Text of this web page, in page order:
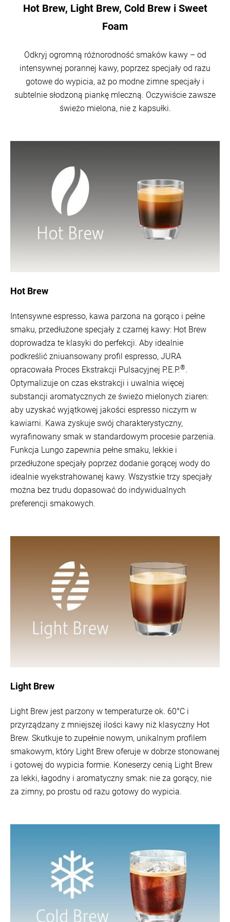
Hot Brew, Light Brew, Cold Brew i Sweet
Foam
Odkryj ogromną różnorodność smaków kawy – od
intensywnej porannej kawy, poprzez specjały od razu
gotowe do wypicia, aż po modne zimne specjały i
subtelnie słodzoną piankę mleczną. Oczywiście zawsze
świeżo mielona, nie z kapsułki.
Hot Brew
Intensywne espresso, kawa parzona na gorąco i pełne
smaku, przedłużone specjały z czarnej kawy: Hot Brew
doprowadza te klasyki do perfekcji. Aby idealnie
podkreślić zniuansowany profil espresso, JURA
opracowała Proces Ekstrakcji Pulsacyjnej P.E.P.®.
Optymalizuje on czas ekstrakcji i uwalnia więcej
substancji aromatycznych ze świeżo mielonych ziaren:
aby uzyskać wyjątkowej jakości espresso niczym w
kawiarni. Kawa zyskuje swój charakterystyczny,
wyrafinowany smak w standardowym procesie parzenia.
Funkcja Lungo zapewnia pełne smaku, lekkie i
przedłużone specjały poprzez dodanie gorącej wody do
idealnie wyekstrahowanej kawy. Wszystkie trzy specjały
można bez trudu dopasować do indywidualnych
preferencji smakowych.
Light Brew
Light Brew jest parzony w temperaturze ok. 60°C i
przyrządzany z mniejszej ilości kawy niż klasyczny Hot
Brew. Skutkuje to zupełnie nowym, unikalnym profilem
smakowym, który Light Brew oferuje w dobrze stonowanej
i gotowej do wypicia formie. Koneserzy cenią Light Brew
za lekki, łagodny i aromatyczny smak: nie za gorący, nie
za zimny, po prostu od razu gotowy do wypicia.